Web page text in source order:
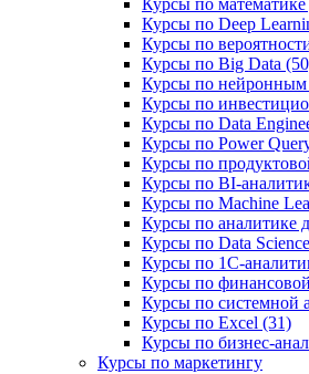
Курсы по математике
Курсы по Deep
Курсы по
Курсы по Big Data
Курсы по нейронным
Курсы по
Курсы по Data
Курсы по Power
Курсы по
Курсы по
Курсы по Machine
Курсы по аналитике
Курсы по Data
Курсы по
Курсы по
Курсы по системной
Курсы по Excel (31)
Курсы по
Курсы по маркетингу